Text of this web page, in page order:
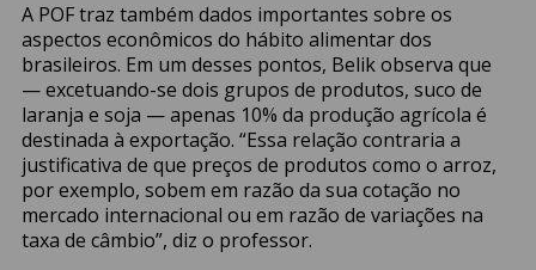
A POF traz também dados importantes sobre os
aspectos econômicos do hábito alimentar dos
brasileiros. Em um desses pontos, Belik observa que
— excetuando-se dois grupos de produtos, suco de
laranja e soja — apenas 10% da produção agrícola é
destinada à exportação. “Essa relação contraria a
justificativa de que preços de produtos como o arroz,
por exemplo, sobem em razão da sua cotação no
mercado internacional ou em razão de variações na
taxa de câmbio”, diz o professor.